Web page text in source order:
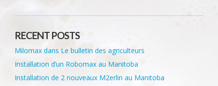
RECENT POSTS
Milomax dans Le bulletin des agriculteurs
Installation d’un Robomax au Manitoba
Installation de 2 nouveaux M2erlin au Manitoba